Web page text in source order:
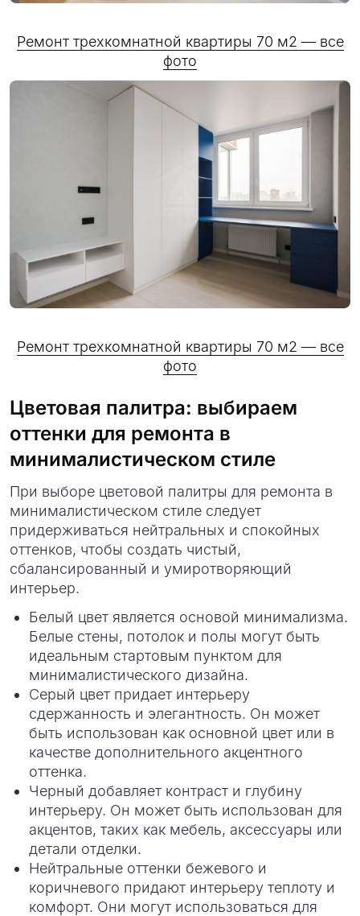
Ремонт трехкомнатной квартиры 70 м2 — все
фото
Ремонт трехкомнатной квартиры 70 м2 — все
фото
Цветовая палитра: выбираем
оттенки для ремонта в
минималистическом стиле
При выборе цветовой палитры для ремонта в
минималистическом стиле следует
придерживаться нейтральных и спокойных
оттенков, чтобы создать чистый,
сбалансированный и умиротворяющий
интерьер.
Белый цвет является основой минимализма.
Белые стены, потолок и полы могут быть
идеальным стартовым пунктом для
минималистического дизайна.
Серый цвет придает интерьеру
сдержанность и элегантность. Он может
быть использован как основной цвет или в
качестве дополнительного акцентного
оттенка.
Черный добавляет контраст и глубину
интерьеру. Он может быть использован для
акцентов, таких как мебель, аксессуары или
детали отделки.
Нейтральные оттенки бежевого и
коричневого придают интерьеру теплоту и
комфорт. Они могут использоваться для